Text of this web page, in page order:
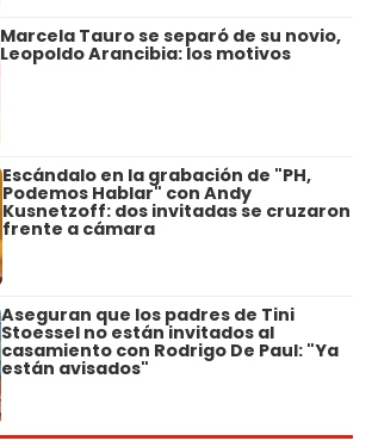
Marcela Tauro se separó de su novio,
Leopoldo Arancibia: los motivos
Escándalo en la grabación de "PH,
Podemos Hablar" con Andy
Kusnetzoff: dos invitadas se cruzaron
frente a cámara
Aseguran que los padres de Tini
Stoessel no están invitados al
casamiento con Rodrigo De Paul: "Ya
están avisados"